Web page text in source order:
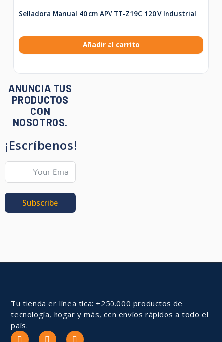
Selladora Manual 40 cm APV TT-Z19C 120 V Industrial
Añadir al carrito
ANUNCIA TUS
PRODUCTOS
CON
NOSOTROS.
¡Escríbenos!
Subscribe
Tu tienda en línea tica: +250.000 productos de
tecnología, hogar y más, con envíos rápidos a todo el
país.